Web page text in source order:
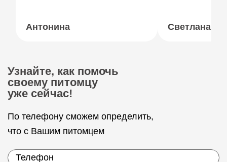
Антонина Светлана
Узнайте, как помочь
своему питомцу
уже сейчас!
По телефону сможем определить,
что с Вашим питомцем